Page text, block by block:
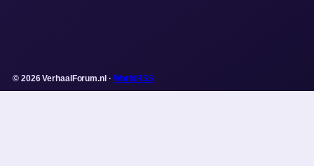
© 2026 VerhaalForum.nl · WorldRSS